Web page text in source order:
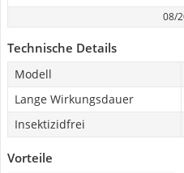
08/
Technische Details
Modell
Lange Wirkungsdauer
Insektizidfrei
Vorteile